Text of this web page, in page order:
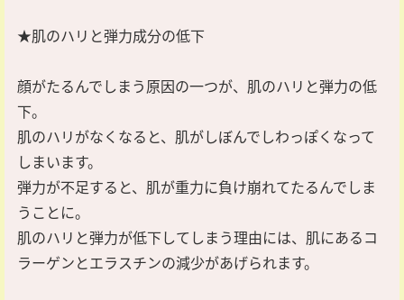
★肌のハリと弾力成分の低下
顔がたるんでしまう原因の一つが、肌のハリと弾力の低
下。
肌のハリがなくなると、肌がしぼんでしわっぽくなって
しまいます。
弾力が不足すると、肌が重力に負け崩れてたるんでしま
うことに。
肌のハリと弾力が低下してしまう理由には、肌にあるコ
ラーゲンとエラスチンの減少があげられます。